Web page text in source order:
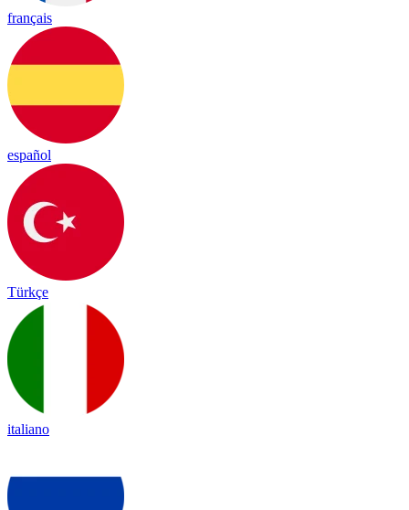
français
español
Türkçe
italiano